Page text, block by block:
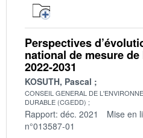
Perspectives
national de mesure
2022-2031
KOSUTH, Pascal
CONSEIL GENERAL DE
DURABLE (CGEDD)
Rapport: déc. 2021 Mise en
n°013587-01